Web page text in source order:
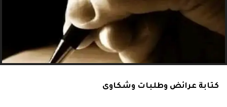
كتابة عرائض وطلبات وشكاوى